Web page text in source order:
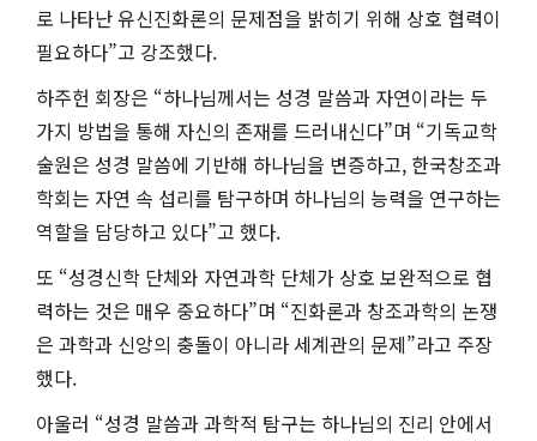
로 나타난 유신진화론의 문제점을 밝히기 위해 상호 협력이
필요하다”고 강조했다.
하주헌 회장은 “하나님께서는 성경 말씀과 자연이라는 두
가지 방법을 통해 자신의 존재를 드러내신다”며 “기독교학
술원은 성경 말씀에 기반해 하나님을 변증하고, 한국창조과
학회는 자연 속 섭리를 탐구하며 하나님의 능력을 연구하는
역할을 담당하고 있다”고 했다.
또 “성경신학 단체와 자연과학 단체가 상호 보완적으로 협
력하는 것은 매우 중요하다”며 “진화론과 창조과학의 논쟁
은 과학과 신앙의 충돌이 아니라 세계관의 문제”라고 주장
했다.
아울러 “성경 말씀과 과학적 탐구는 하나님의 진리 안에서